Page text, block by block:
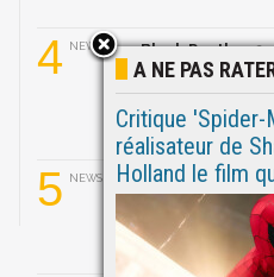
4 NEWS
Black Panther 3
dévoile son
quelques
5 NEWS
Ghost Rider
Ryan Gosling
relais de
A NE PAS
Critique 'Spider-
réalisateur de
Holland le film